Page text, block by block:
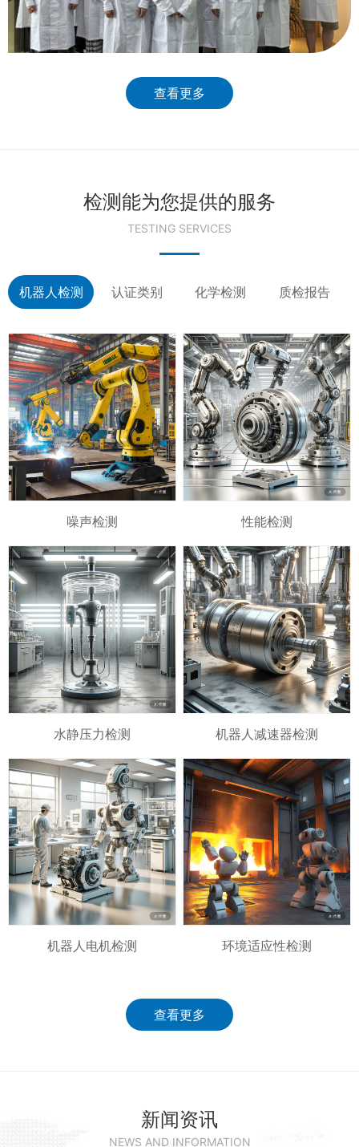
查看更多
检测能为您提供的服务
TESTING SERVICES
机器人检测 认证类别 化学检测 质检报告
噪声检测 性能检测
水静压力检测 机器人减速器检测
机器人电机检测 环境适应性检测
查看更多
新闻资讯
NEWS AND INFORMATION